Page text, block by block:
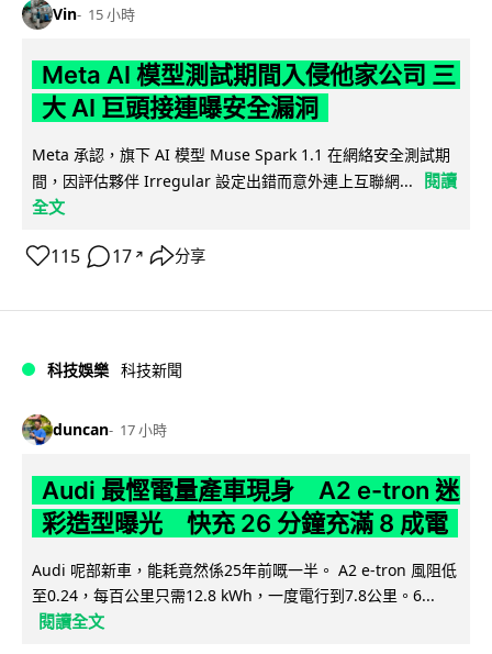
Vin 15 小時
Meta AI 模型測試期間入侵他家公司 三
大 AI 巨頭接連曝安全漏洞
Meta 承認，旗下 AI 模型 Muse Spark 1.1 在網絡安全測試期
間，因評估夥伴 Irregular 設定出錯而意外連上互聯網...
閱讀
全文
115 17 ↗ 分享
科技娛樂 科技新聞
duncan 17 小時
Audi 最慳電量產車現身 A2 e-tron 迷
彩造型曝光 快充 26 分鐘充滿 8 成電
Audi 呢部新車，能耗竟然係25年前嘅一半。 A2 e-tron 風阻低
至0.24，每百公里只需12.8 kWh，一度電行到7.8公里。6...
閱讀全文